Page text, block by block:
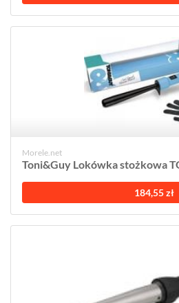
Morele.net
Toni&Guy Lokówka stożkowa
184,55 zł